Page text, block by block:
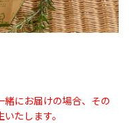
にお届けの場合、その
たします。